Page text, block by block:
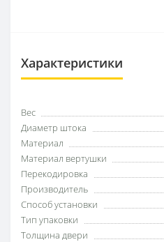
Характеристики
Вес
Диаметр штока
Материал
Материал вертушки
Перекодировка
Производитель
Способ установки
Тип упаковки
Толщина двери